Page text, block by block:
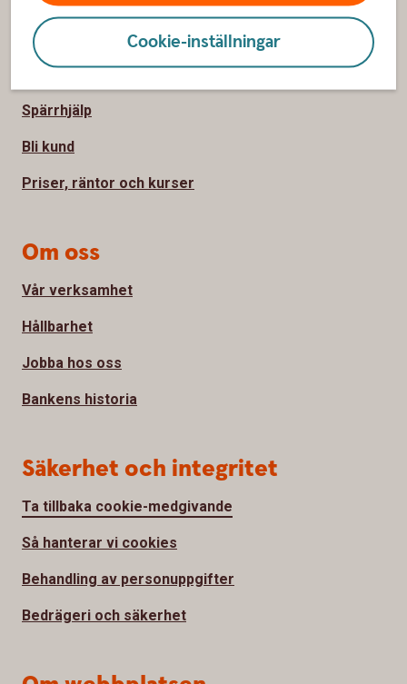
Cookie-inställningar
Sidfot
Hitta snabbt
Kontakta oss
Spärrhjälp
Bli kund
Priser, räntor och kurser
Om oss
Vår verksamhet
Hållbarhet
Jobba hos oss
Bankens historia
Säkerhet och integritet
Ta tillbaka cookie-medgivande
Så hanterar vi cookies
Behandling av personuppgifter
Bedrägeri och säkerhet